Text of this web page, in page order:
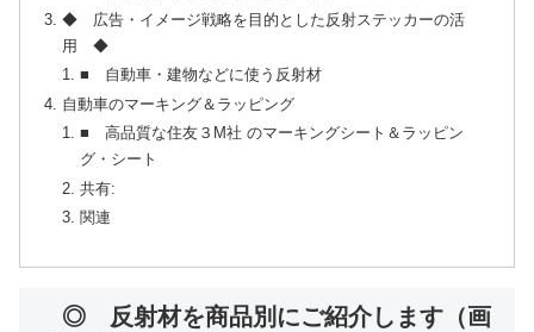
◆ 広告・イメージ戦略を目的とした反射ステッカーの活
用 ◆
■ 自動車・建物などに使う反射材
自動車のマーキング＆ラッピング
■ 高品質な住友３M社 のマーキングシート＆ラッピン
グ・シート
共有:
関連
◎ 反射材を商品別にご紹介します（画